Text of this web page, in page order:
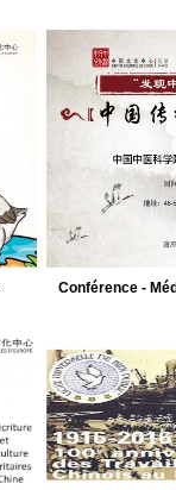
Conférence -